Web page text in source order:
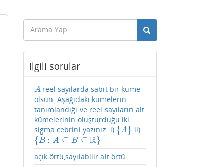
İlgili sorular
A
A reel sayılarda sabit bir küme
olsun. Aşağıdaki kümelerin
tanımlandığı ve reel sayıların alt
kümelerinin oluşturduğu iki
sigma cebrini yazınız. i) {A}
{A} ii)
{B : A ⊆ B ⊆ R}
{B:A ⊆B⊆R }
açık örtü,sayılabilir alt örtü